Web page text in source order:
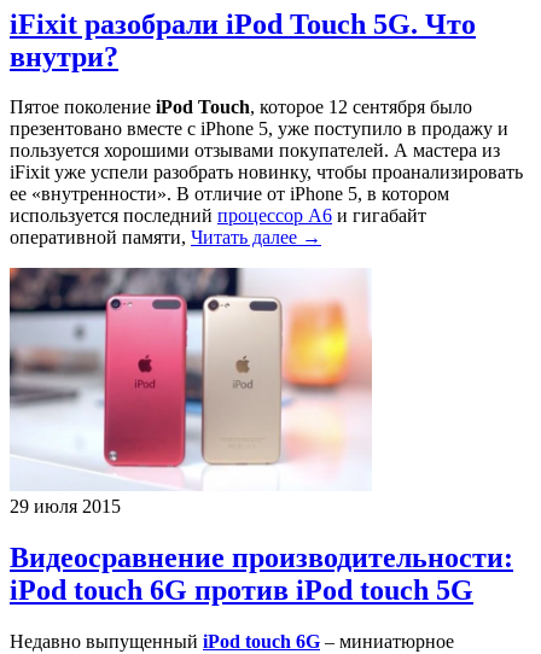
iFixit разобрали iPod Touch 5G. Что
внутри?
Пятое поколение iPod Touch, которое 12 сентября было
презентовано вместе с iPhone 5, уже поступило в продажу и
пользуется хорошими отзывами покупателей. А мастера из
iFixit уже успели разобрать новинку, чтобы проанализировать
ее «внутренности». В отличие от iPhone 5, в котором
используется последний процессор A6 и гигабайт
оперативной памяти, Читать далее →
29 июля 2015
Видеосравнение производительности:
iPod touch 6G против iPod touch 5G
Недавно выпущенный iPod touch 6G – миниатюрное